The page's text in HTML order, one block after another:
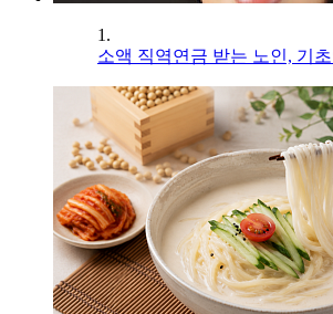
1.
소액 직역연금 받는 노인, 기